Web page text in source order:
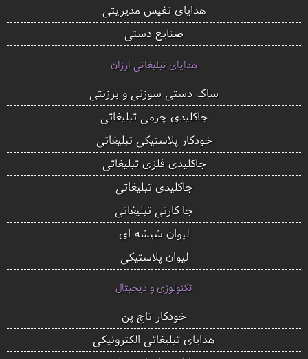
هدایای نفیس مدیریتی
صنایع دستی
هدایای تبلیغاتی ارزان
ساک دستی سوزنی و برزنتی
جاکلیدی چرمی تبلیغاتی
خودکار پلاستیکی تبلیغاتی
جاکلیدی فلزی تبلیغاتی
جاکلیدی تبلیغاتی
جا کارتی تبلیغاتی
لیوان شیشه ای
لیوان پلاستیکی
تکنولوژی و دیجیتال
خودکار تاچ پن
هدایای تبلیغاتی الکترونیکی